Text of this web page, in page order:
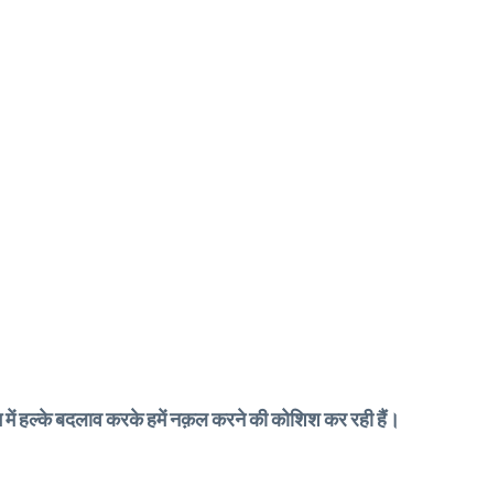
में हल्के बदलाव करके हमें नक़ल करने की कोशिश कर रही हैं।